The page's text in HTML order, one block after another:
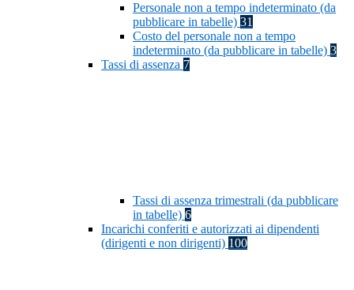
Personale non a tempo indeterminato (da
pubblicare in tabelle) 31
Costo del personale non a tempo
indeterminato (da pubblicare in tabelle) 3
Tassi di assenza 7
Tassi di assenza trimestrali (da pubblicare
in tabelle) 6
Incarichi conferiti e autorizzati ai dipendenti
(dirigenti e non dirigenti) 100